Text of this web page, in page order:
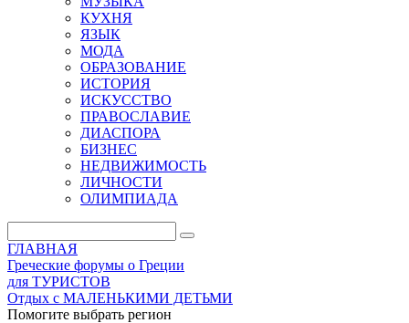
КУХНЯ
ЯЗЫК
МОДА
ОБРАЗОВАНИЕ
ИСТОРИЯ
ИСКУССТВО
ПРАВОСЛАВИЕ
ДИАСПОРА
БИЗНЕС
НЕДВИЖИМОСТЬ
ЛИЧНОСТИ
ОЛИМПИАДА
ГЛАВНАЯ
Греческие форумы о Греции
для ТУРИСТОВ
Отдых с МАЛЕНЬКИМИ ДЕТЬМИ
Помогите выбрать регион